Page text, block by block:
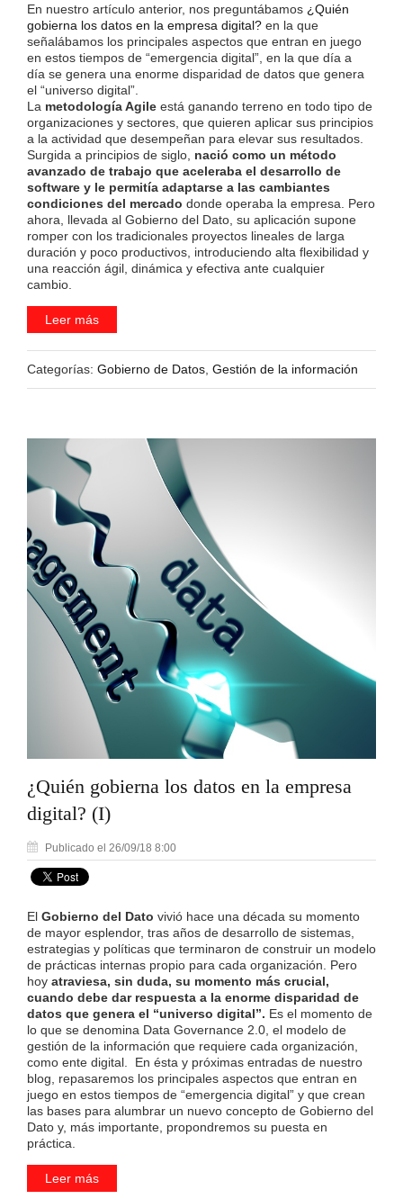
En nuestro artículo anterior, nos preguntábamos ¿Quién
gobierna los datos en la empresa digital? en la que
señalábamos los principales aspectos que entran en juego
en estos tiempos de “emergencia digital”, en la que día a
día se genera una enorme disparidad de datos que genera
el “universo digital”.
La metodología Agile está ganando terreno en todo tipo de
organizaciones y sectores, que quieren aplicar sus principios
a la actividad que desempeñan para elevar sus resultados.
Surgida a principios de siglo, nació como un método
avanzado de trabajo que aceleraba el desarrollo de
software y le permitía adaptarse a las cambiantes
condiciones del mercado donde operaba la empresa. Pero
ahora, llevada al Gobierno del Dato, su aplicación supone
romper con los tradicionales proyectos lineales de larga
duración y poco productivos, introduciendo alta flexibilidad y
una reacción ágil, dinámica y efectiva ante cualquier
cambio.
Leer más
Categorías: Gobierno de Datos Gestión de la información
¿Quién gobierna los datos en la empresa
digital? (I)
Publicado el 26/09/18 8:00
El Gobierno del Dato vivió hace una década su momento
de mayor esplendor, tras años de desarrollo de sistemas,
estrategias y políticas que terminaron de construir un modelo
de prácticas internas propio para cada organización. Pero
hoy atraviesa, sin duda, su momento más crucial,
cuando debe dar respuesta a la enorme disparidad de
datos que genera el “universo digital”. Es el momento de
lo que se denomina Data Governance 2.0, el modelo de
gestión de la información que requiere cada organización,
como ente digital. En ésta y próximas entradas de nuestro
blog, repasaremos los principales aspectos que entran en
juego en estos tiempos de “emergencia digital” y que crean
las bases para alumbrar un nuevo concepto de Gobierno del
Dato y, más importante, propondremos su puesta en
práctica.
Leer más